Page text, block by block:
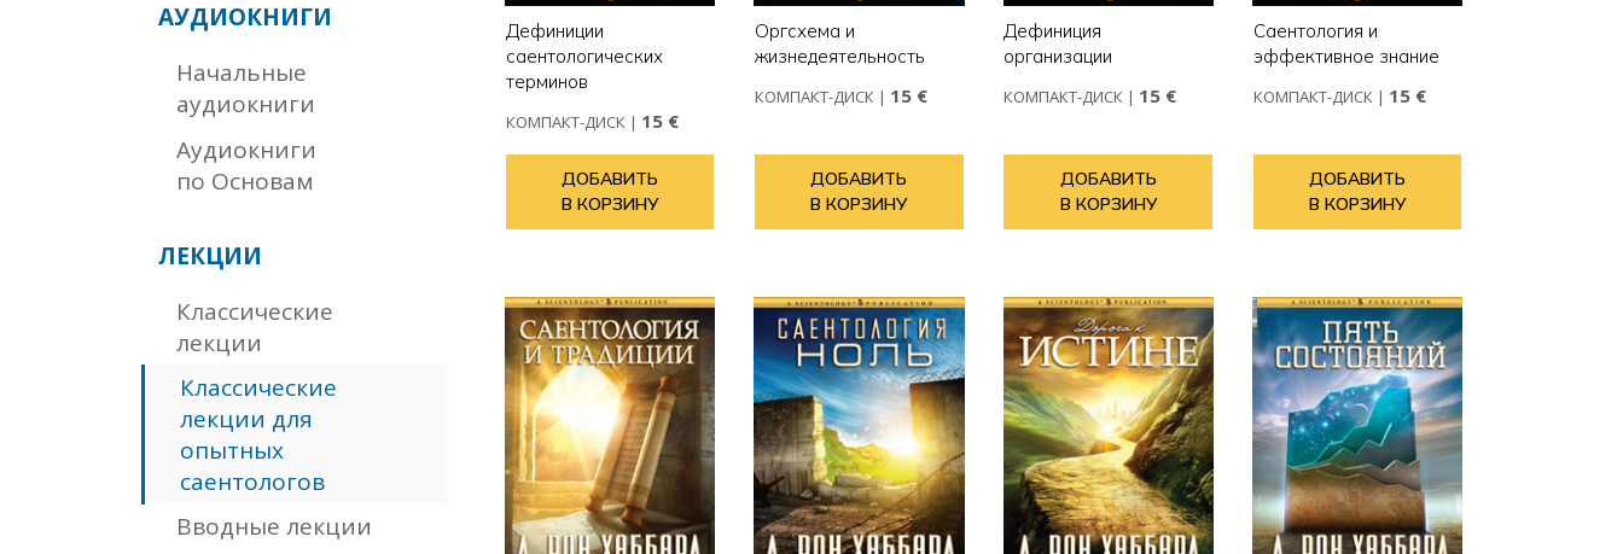
АУДИОКНИГИ
Начальные
аудиокниги
Аудиокниги
по Основам
ЛЕКЦИИ
Классические
лекции
Классические
лекции для
опытных
саентологов
Вводные лекции
Дефиниции
саентологических
терминов
КОМПАКТ-ДИСК| 15 €
ДОБАВИТЬ
В КОРЗИНУ
Оргсхема и
жизнедеятельность
КОМПАКТ-ДИСК | 15 €
ДОБАВИТЬ
В КОРЗИНУ
Дефиниция
организации
КОМПАКТ-ДИСК | 15 €
ДОБАВИТЬ
В КОРЗИНУ
Саентология и
эффективное знание
КОМПАКТ-ДИСК| 15 €
ДОБАВИТЬ
В КОРЗИНУ